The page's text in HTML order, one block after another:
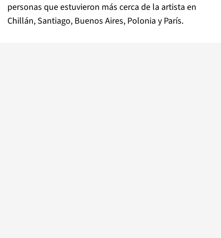
personas que estuvieron más cerca de la artista en
Chillán, Santiago, Buenos Aires, Polonia y París.